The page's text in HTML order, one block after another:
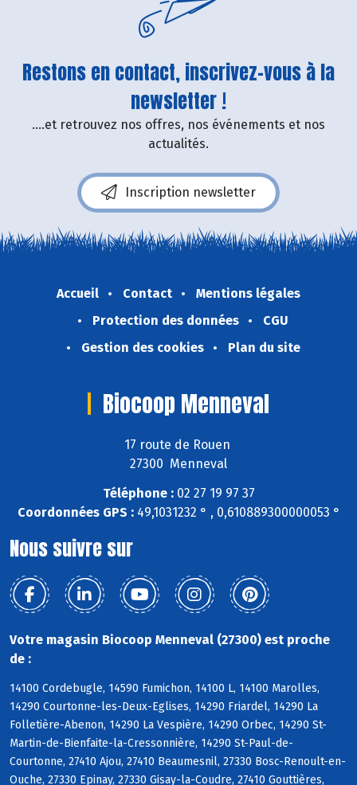
Restons en contact, inscrivez-vous à la
newsletter !
....et retrouvez nos offres, nos événements et nos
actualités.
Inscription newsletter
Accueil Contact
Mentions légales
Protection des données
CGU
Gestion des cookies
Plan du site
Biocoop Menneval
17 route de Rouen
27300 Menneval
Téléphone :02 27 19 97 37
Coordonnées GPS :49,1031232 ° , 0,610889300000053 °
Nous suivre sur
Votre magasin Biocoop Menneval (27300) est proche
de :
14100 Cordebugle, 14590 Fumichon, 14100 L, 14100 Marolles,
14290 Courtonne-les-Deux-Eglises, 14290 Friardel, 14290 La
Folletière-Abenon, 14290 La Vespière, 14290 Orbec, 14290 St-
Martin-de-Bienfaite-la-Cressonnière, 14290 St-Paul-de-
Courtonne, 27410 Ajou, 27410 Beaumesnil, 27330 Bosc-Renoult-en-
Ouche, 27330 Epinay, 27330 Gisay-la-Coudre, 27410 Gouttières,